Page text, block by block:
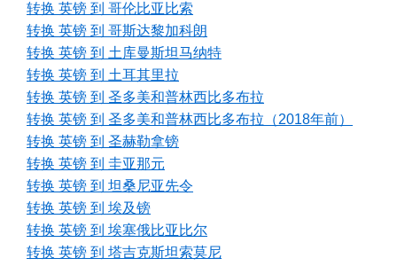
转换 英镑 到 哥伦比亚比索
转换 英镑 到 哥斯达黎加科朗
转换 英镑 到 土库曼斯坦马纳特
转换 英镑 到 土耳其里拉
转换 英镑 到 圣多美和普林西比多布拉
转换 英镑 到 圣多美和普林西比多布拉（2018年前）
转换 英镑 到 圣赫勒拿镑
转换 英镑 到 圭亚那元
转换 英镑 到 坦桑尼亚先令
转换 英镑 到 埃及镑
转换 英镑 到 埃塞俄比亚比尔
转换 英镑 到 塔吉克斯坦索莫尼